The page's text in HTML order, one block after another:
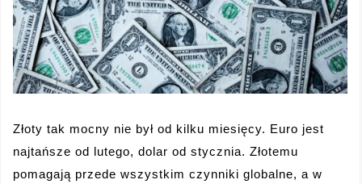
Złoty tak mocny nie był od kilku miesięcy. Euro jest
najtańsze od lutego, dolar od stycznia. Złotemu
pomagają przede wszystkim czynniki globalne, a w